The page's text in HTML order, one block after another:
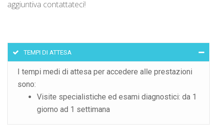
aggiuntiva contattateci!
TEMPI DI ATTESA
I tempi medi di attesa per accedere alle prestazioni
sono:
Visite specialistiche ed esami diagnostici: da 1
giorno ad 1 settimana